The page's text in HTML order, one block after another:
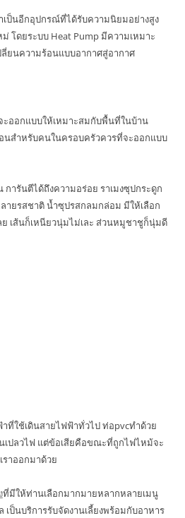
เป็นอีกอุปกรณ์ที่ได้รับความนิยมอย่างสูง
โดยระบบ Heat Pump มีความเหมาะ
ลี่ยนความร้อนแบบอากาศสู่อากาศ
ะออกแบบให้เหมาะสมกับพื้นที่ในบ้าน
นสำหรับคนในครอบครัวควรที่จะออกแบบ
การันตีได้ถึงความอร่อย ราเมงซุปกระดูก
ยรสชาติ น้ำซุปรสกลมกล่อม มีให้เลือก
เส้นก็เหนียวนุ่มไม่เละ ส่วนหมูชาชูก็นุ่มดี
ที่ใช้เดินสายไฟฟ้าทั่วไป ท่อpvcทำด้วย
ปลวไฟ แต่ข้อเสียคือขณะที่ถูกไฟไหม้จะ
าออกมาด้วย
ที่มีให้ท่านเลือกมากมายหลากหลายเมนู
เป็นบริการรับจัดงานเลี้ยงพร้อมกับอาหาร